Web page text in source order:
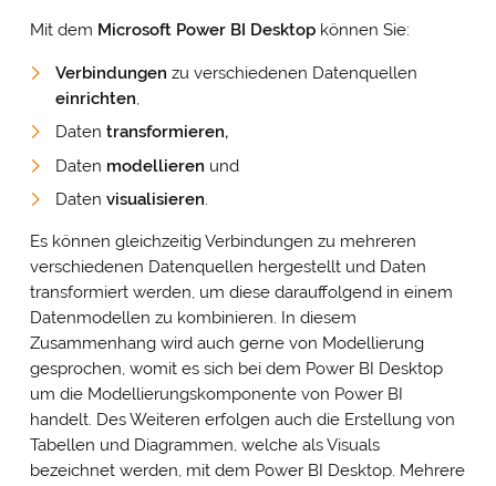
Mit dem Microsoft Power BI Desktopkönnen Sie:
Verbindungen zu verschiedenen Datenquellen
einrichten
Daten transformieren,
Daten modellieren und
Daten visualisieren.
Es können gleichzeitig Verbindungen zu mehreren
verschiedenen Datenquellen hergestellt und Daten
transformiert werden, um diese darauffolgend in einem
Datenmodellen zu kombinieren. In diesem
Zusammenhang wird auch gerne von Modellierung
gesprochen, womit es sich bei dem Power BI Desktop
um die Modellierungskomponente von Power BI
handelt. Des Weiteren erfolgen auch die Erstellung von
Tabellen und Diagrammen, welche als Visuals
bezeichnet werden, mit dem Power BI Desktop. Mehrere